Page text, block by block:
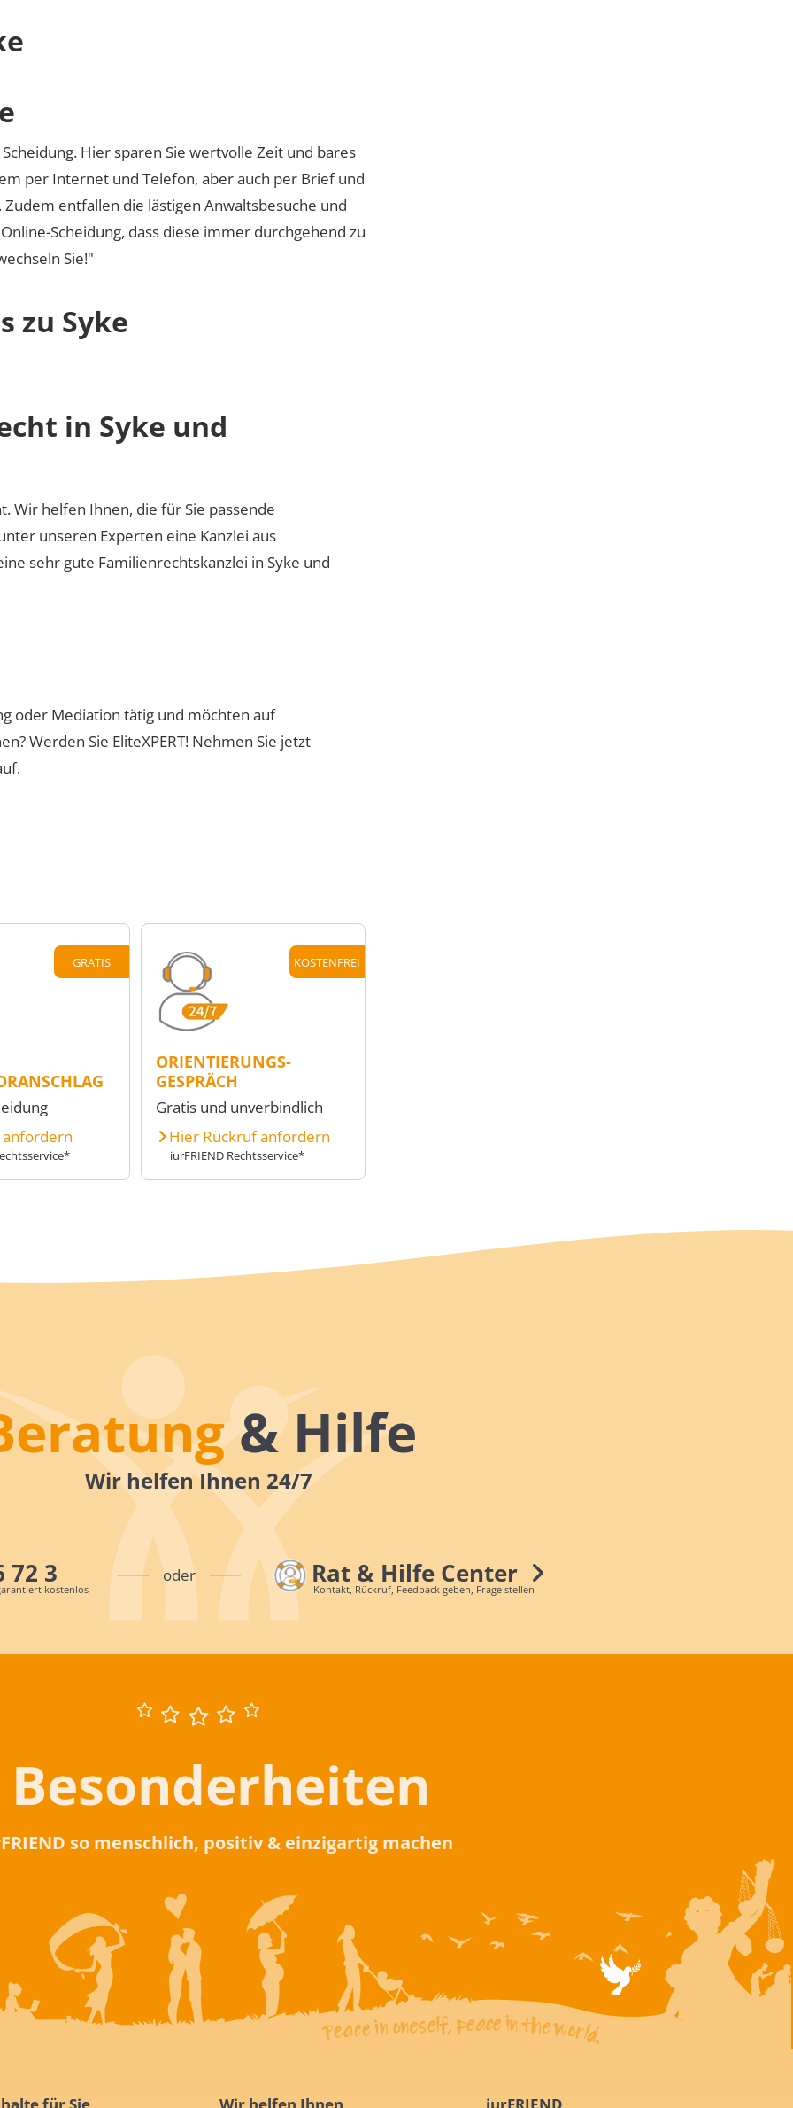
Hier sparen Sie wertvolle Zeit und bares
per Internet und Telefon, aber auch per Brief und
Zudem entfallen die lästigen Anwaltsbesuche und
Scheidung, dass diese immer durchgehend zu
Sie!"
zu Syke
in Syke und
Wir helfen Ihnen, die für Sie passende
unseren Experten eine Kanzlei aus
sehr gute Familienrechtskanzlei in Syke und
oder Mediation tätig und möchten auf
Werden Sie EliteXPERT! Nehmen Sie jetzt
GRATIS KOSTENFREI
ORIENTIERUNGS-
GESPRÄCH
Gratis und unverbindlich
Hier Rückruf anfordern
iurFRIEND Rechtsservice*
& Hilfe
Wir helfen Ihnen 24/7
72 3
kostenlos
oder Rat & Hilfe Center
Kontakt, Rückruf, Feedback geben, Frage stellen
Besonderheiten
so menschlich, positiv & einzigartig machen